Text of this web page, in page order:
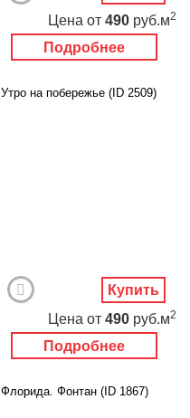
Подробнее
Цена от 490 руб.м2
Утро на побережье (ID 2509)
Подробнее
Цена от 490 руб.м2
Купить
Флорида. Фонтан (ID 1867)